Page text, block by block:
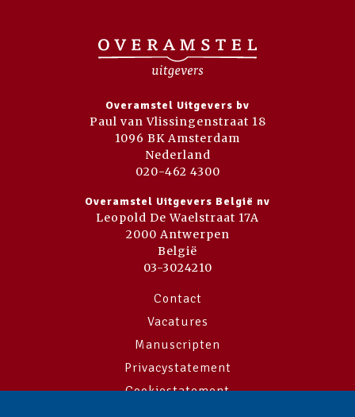
Overamstel Uitgevers bv
Paul van Vlissingenstraat 18
1096 BK Amsterdam
Nederland
020-462 4300
Overamstel Uitgevers België nv
Leopold De Waelstraat 17A
2000 Antwerpen
België
03-3024210
Contact
Vacatures
Manuscripten
Privacystatement
Cookiestatement